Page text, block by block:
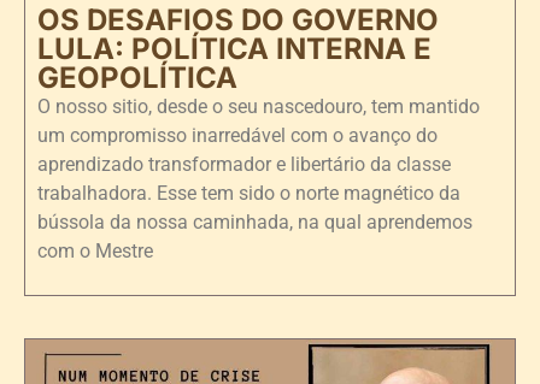
OS DESAFIOS DO GOVERNO
LULA: POLÍTICA INTERNA E
GEOPOLÍTICA
O nosso sitio, desde o seu nascedouro, tem mantido
um compromisso inarredável com o avanço do
aprendizado transformador e libertário da classe
trabalhadora. Esse tem sido o norte magnético da
bússola da nossa caminhada, na qual aprendemos
com o Mestre